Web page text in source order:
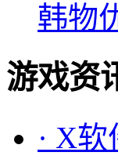
韩物
游戏资
· X软